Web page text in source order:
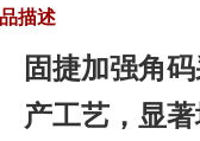
描述
固捷加强角
产工艺，显